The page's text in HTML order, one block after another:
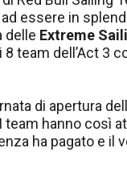
essere in
delle Extreme
team dell’Act 3
di apertura
team hanno così
ha pagato e il